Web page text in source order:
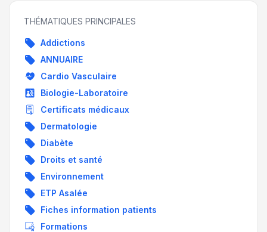
THÉMATIQUES PRINCIPALES
Addictions
ANNUAIRE
Cardio Vasculaire
Biologie-Laboratoire
Certificats médicaux
Dermatologie
Diabète
Droits et santé
Environnement
ETP Asalée
Fiches information patients
Formations